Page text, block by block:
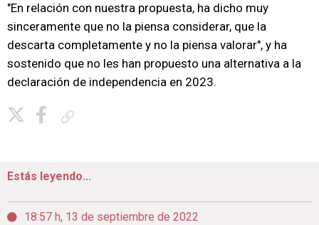
"En relación con nuestra propuesta, ha dicho muy
sinceramente que no la piensa considerar, que la
descarta completamente y no la piensa valorar", y ha
sostenido que no les han propuesto una alternativa a la
declaración de independencia en 2023.
Estás leyendo...
18:57 h, 13 de septiembre de 2022